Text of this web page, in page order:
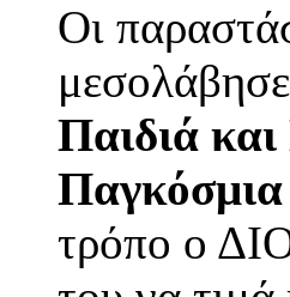
Οι
Παιδιά
τρόπο ο